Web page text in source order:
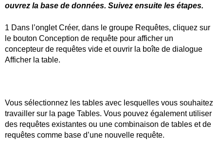
ouvrez la base de données. Suivez ensuite les étapes.
1 Dans l’onglet Créer, dans le groupe Requêtes, cliquez sur
le bouton Conception de requête pour afficher un
concepteur de requêtes vide et ouvrir la boîte de dialogue
Afficher la table.
Vous sélectionnez les tables avec lesquelles vous souhaitez
travailler sur la page Tables. Vous pouvez également utiliser
des requêtes existantes ou une combinaison de tables et de
requêtes comme base d’une nouvelle requête.